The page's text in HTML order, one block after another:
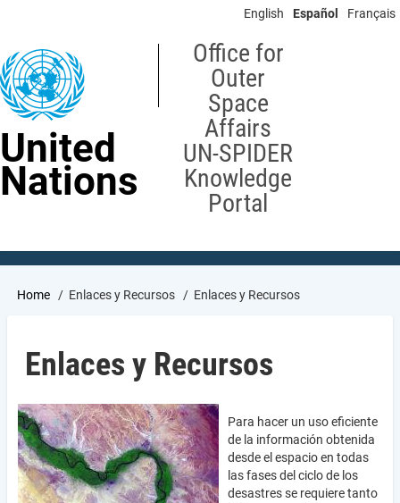
content
English Español Français
United
Nations
Office for
Outer
Space
Affairs
UN-SPIDER
Knowledge
Portal
Breadcrumb
Home Enlaces y Recursos Enlaces y Recursos
Enlaces y Recursos
Para hacer un uso eficiente
de la información obtenida
desde el espacio en todas
las fases del ciclo de los
desastres se requiere tanto